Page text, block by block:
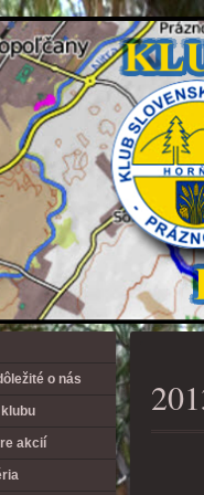
o nás
akcií